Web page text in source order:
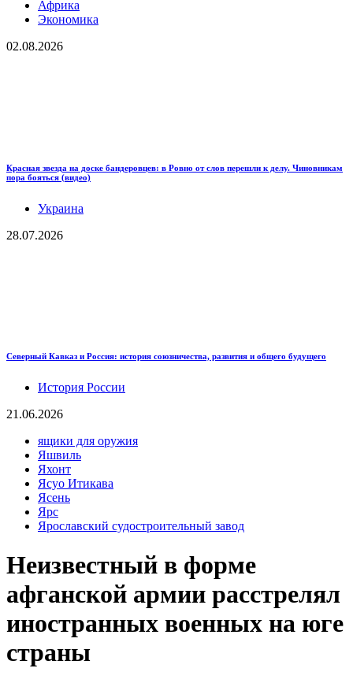
Африка
Экономика
02.08.2026
Красная звезда на доске бандеровцев: в Ровно от слов перешли к делу. Чиновникам
пора бояться (видео)
Украина
28.07.2026
Северный Кавказ и Россия: история союзничества, развития и общего будущего
История России
21.06.2026
ящики для оружия
Яшвиль
Яхонт
Ясуо Итикава
Ясень
Ярс
Ярославский судостроительный завод
Неизвестный в форме
афганской армии расстрелял
иностранных военных на юге
страны